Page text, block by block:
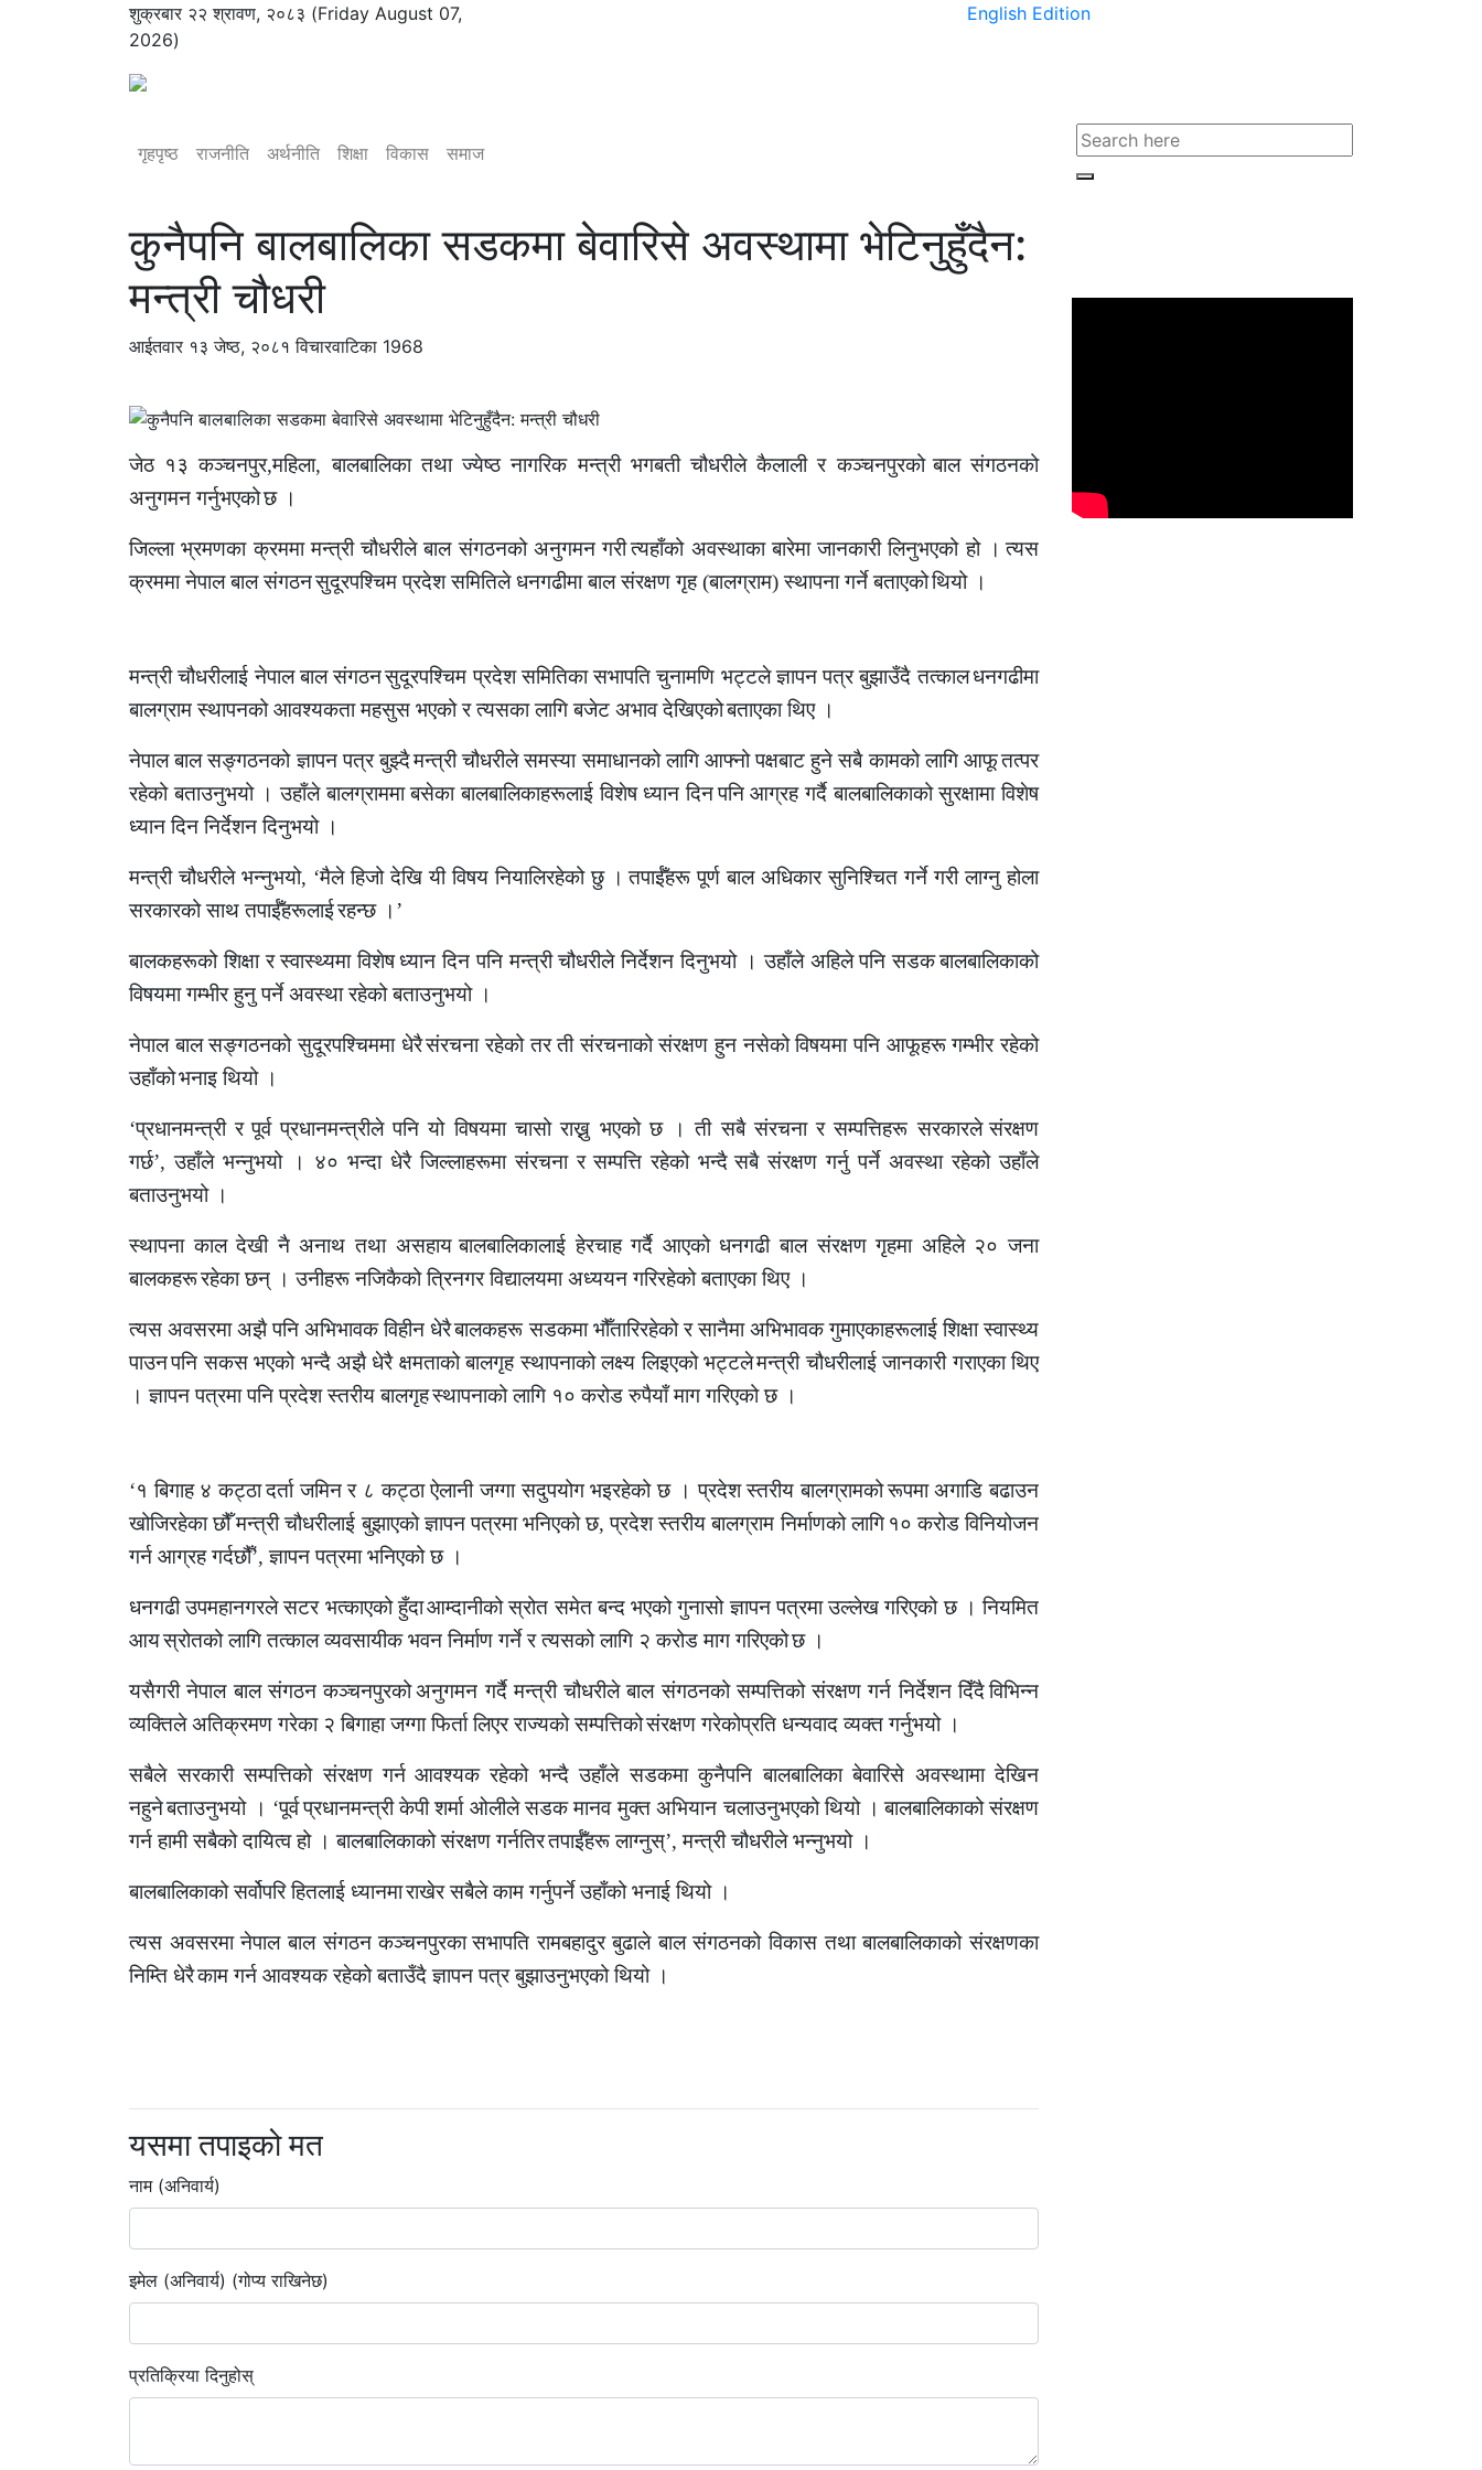
शुक्रबार २२ श्रावण, २०८३ (Friday August 07,
2026)
English Edition
गृहपृष्ठ राजनीति अर्थनीति शिक्षा विकास समाज
कुनैपनि बालबालिका सडकमा बेवारिसे अवस्थामा भेटिनुहुँदैन:
मन्त्री चौधरी
आईतवार १३ जेष्ठ, २०८१विचारवाटिका 1968
जेठ १३ कञ्चनपुर,महिला,बालबालिका तथा ज्येष्ठ नागरिक मन्त्री भगबती चौधरीले कैलाली र कञ्चनपुरको बाल संगठनको
अनुगमन गर्नुभएकोछ ।
जिल्ला भ्रमणका क्रममा मन्त्री चौधरीले बाल संगठनको अनुगमन गरी त्यहाँको अवस्थाका बारेमा जानकारी लिनुभएको हो । त्यस
क्रममा नेपाल बाल संगठनसुदूरपश्चिम प्रदेश समितिले धनगढीमा बाल संरक्षण गृह (बालग्राम) स्थापना गर्ने बताएकोथियो ।
मन्त्री चौधरीलाई नेपाल बाल संगठनसुदूरपश्चिम प्रदेश समितिका सभापति चुनामणि भट्टले ज्ञापन पत्र बुझाउँदै तत्कालधनगढीमा
बालग्राम स्थापनको आवश्यकता महसुस भएको र त्यसका लागि बजेट अभाव देखिएकोबताएका थिए ।
नेपाल बाल सङ्गठनको ज्ञापन पत्र बुझ्दैमन्त्री चौधरीले समस्या समाधानको लागि आफ्नो पक्षबाट हुने सबै कामको लागि आफूतत्पर
रहेको बताउनुभयो । उहाँले बालग्राममा बसेका बालबालिकाहरूलाई विशेष ध्यान दिनपनि आग्रह गर्दै बालबालिकाको सुरक्षामा विशेष
ध्यान दिन निर्देशन दिनुभयो ।
मन्त्री चौधरीले भन्नुभयो, ‘मैले हिजो देखि यी विषय नियालिरहेको छु । तपाईँहरू पूर्ण बाल अधिकार सुनिश्चित गर्ने गरी लाग्नु होला
सरकारको साथ तपाईँहरूलाईरहन्छ । ’
बालकहरूको शिक्षा र स्वास्थ्यमा विशेषध्यान दिन पनि मन्त्री चौधरीले निर्देशन दिनुभयो । उहाँले अहिले पनि सडकबालबालिकाको
विषयमा गम्भीर हुनु पर्ने अवस्था रहेको बताउनुभयो ।
नेपाल बाल सङ्गठनको सुदूरपश्चिममा धेरैसंरचना रहेको तर ती संरचनाको संरक्षण हुन नसेको विषयमा पनि आफूहरू गम्भीर रहेको
उहाँकोभनाइ थियो ।
‘प्रधानमन्त्री र पूर्व प्रधानमन्त्रीले पनि यो विषयमा चासो राख्नु भएको छ । ती सबै संरचना र सम्पत्तिहरू सरकारले संरक्षण
गर्छ’,उहाँले भन्नुभयो । ४० भन्दा धेरै जिल्लाहरूमा संरचना र सम्पत्ति रहेको भन्दै सबै संरक्षण गर्नु पर्ने अवस्था रहेको उहाँले
बताउनुभयो ।
स्थापना काल देखी नै अनाथ तथा असहाय बालबालिकालाई हेरचाह गर्दै आएको धनगढी बाल संरक्षण गृहमा अहिले २० जना
बालकहरूरहेका छन् । उनीहरू नजिकैको त्रिनगर विद्यालयमा अध्ययन गरिरहेको बताएका थिए ।
त्यस अवसरमा अझै पनि अभिभावक विहीन धेरैबालकहरू सडकमा भौँतारिरहेको र सानैमा अभिभावक गुमाएकाहरूलाई शिक्षा स्वास्थ्य
पाउनपनि सकस भएको भन्दै अझै धेरै क्षमताको बालगृह स्थापनाको लक्ष्य लिइएको भट्टलेमन्त्री चौधरीलाई जानकारी गराएका थिए
। ज्ञापन पत्रमा पनि प्रदेश स्तरीय बालगृहस्थापनाको लागि १० करोड रुपैयाँ माग गरिएको छ ।
‘१ बिगाह ४ कट्ठादर्ता जमिन र ८ कट्ठा ऐलानी जग्गा सदुपयोग भइरहेको छ । प्रदेश स्तरीय बालग्रामकोरूपमा अगाडि बढाउन
खोजिरहेका छौँ मन्त्री चौधरीलाई बुझाएको ज्ञापन पत्रमा भनिएको छ,प्रदेश स्तरीय बालग्राम निर्माणको लागि १० करोड विनियोजन
गर्न आग्रह गर्दछौँ’,ज्ञापन पत्रमा भनिएको छ ।
धनगढी उपमहानगरले सटर भत्काएको हुँदाआम्दानीको स्रोत समेत बन्द भएको गुनासो ज्ञापन पत्रमा उल्लेख गरिएको छ । नियमित
आयस्रोतको लागि तत्काल व्यवसायीक भवन निर्माण गर्ने र त्यसको लागि २ करोड माग गरिएकोछ ।
यसैगरी नेपाल बाल संगठन कञ्चनपुरको अनुगमन गर्दै मन्त्री चौधरीले बाल संगठनको सम्पत्तिको संरक्षण गर्न निर्देशन दिँदै विभिन्न
व्यक्तिले अतिक्रमण गरेका २ बिगाहा जग्गा फिर्ता लिएर राज्यको सम्पत्तिकोसंरक्षण गरेकोप्रति धन्यवाद व्यक्त गर्नुभयो ।
सबैले सरकारी सम्पत्तिको संरक्षण गर्न आवश्यक रहेको भन्दै उहाँले सडकमा कुनैपनि बालबालिका बेवारिसे अवस्थामा देखिन
नहुनेबताउनुभयो । ‘पूर्वप्रधानमन्त्री केपी शर्मा ओलीले सडक मानव मुक्त अभियान चलाउनुभएको थियो । बालबालिकाको संरक्षण
गर्न हामी सबैको दायित्व हो । बालबालिकाको संरक्षण गर्नतिरतपाईँहरू लाग्नुस्’,मन्त्री चौधरीले भन्नुभयो ।
बालबालिकाको सर्वोपरि हितलाई ध्यानमाराखेर सबैले काम गर्नुपर्ने उहाँको भनाई थियो ।
त्यस अवसरमा नेपाल बाल संगठन कञ्चनपुरका सभापति रामबहादुर बुढाले बाल संगठनको विकास तथा बालबालिकाको संरक्षणका
निम्ति धेरैकाम गर्न आवश्यक रहेको बताउँदै ज्ञापन पत्र बुझाउनुभएको थियो ।
यसमा तपाइको मत
नाम (अनिवार्य)
इमेल (अनिवार्य) (गोप्य राखिनेछ)
प्रतिक्रिया दिनुहोस्